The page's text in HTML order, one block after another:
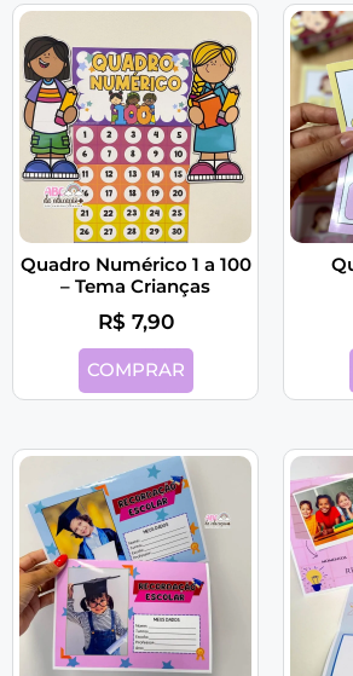
Quadro Numérico 1 a 100
– Tema Crianças
R$ 7,90
COMPRAR